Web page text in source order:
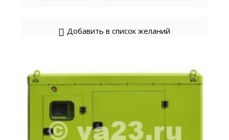
Добавить в список желаний